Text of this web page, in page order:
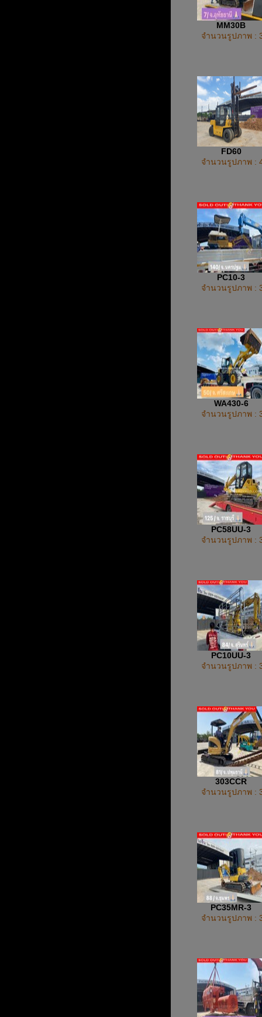
MM30B
จำนวนรูปภาพ :
FD60
จำนวนรูปภาพ :
PC10-3
จำนวนรูปภาพ :
WA430-6
จำนวนรูปภาพ :
PC58UU-3
จำนวนรูปภาพ :
PC10UU-3
จำนวนรูปภาพ :
303CCR
จำนวนรูปภาพ :
PC35MR-3
จำนวนรูปภาพ :